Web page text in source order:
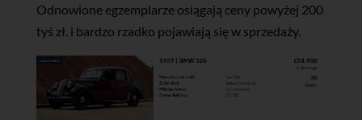
Odnowione egzemplarze osiągają ceny powyżej 200
tyś zł. i bardzo rzadko pojawiają się w sprzedaży.